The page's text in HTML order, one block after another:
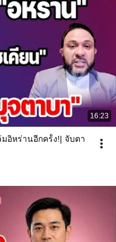
16:23
อิหร่านอีกคร้้ง!| จับตา